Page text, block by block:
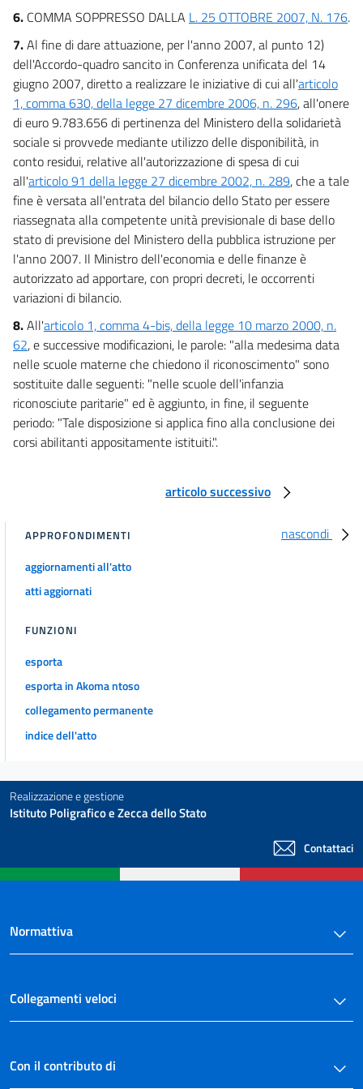
6. COMMA SOPPRESSO DALLA L. 25 OTTOBRE 2007, N. 176.
7.Al fine di dare attuazione, per l'anno 2007, al punto 12)
dell'Accordo-quadro sancito in Conferenza unificata del 14
giugno 2007, diretto a realizzare le iniziative di cui all'articolo
1, comma 630, della legge 27 dicembre 2006, n. 296, all'onere
di euro 9.783.656 di pertinenza del Ministero della solidarietà
sociale si provvede mediante utilizzo delle disponibilità, in
conto residui, relative all'autorizzazione di spesa di cui
all'articolo 91 della legge 27 dicembre 2002, n. 289, che a tale
fine è versata all'entrata del bilancio dello Stato per essere
riassegnata alla competente unità previsionale di base dello
stato di previsione del Ministero della pubblica istruzione per
l'anno 2007. Il Ministro dell'economia e delle finanze è
autorizzato ad apportare, con propri decreti, le occorrenti
variazioni di bilancio.
8.All'articolo 1, comma 4-bis, della legge 10 marzo 2000, n.
62, e successive modificazioni, le parole: "alla medesima data
nelle scuole materne che chiedono il riconoscimento" sono
sostituite dalle seguenti: "nelle scuole dell'infanzia
riconosciute paritarie" ed è aggiunto, in fine, il seguente
periodo: "Tale disposizione si applica fino alla conclusione dei
corsi abilitanti appositamente istituiti.".
articolo successivo
nascondi
APPROFONDIMENTI
aggiornamenti all'atto
atti aggiornati
FUNZIONI
esporta
esporta in Akoma ntoso
collegamento permanente
indice dell'atto
Realizzazione e gestione
Istituto Poligrafico e Zecca dello Stato
Contattaci
Normattiva
Collegamenti veloci
Con il contributo di